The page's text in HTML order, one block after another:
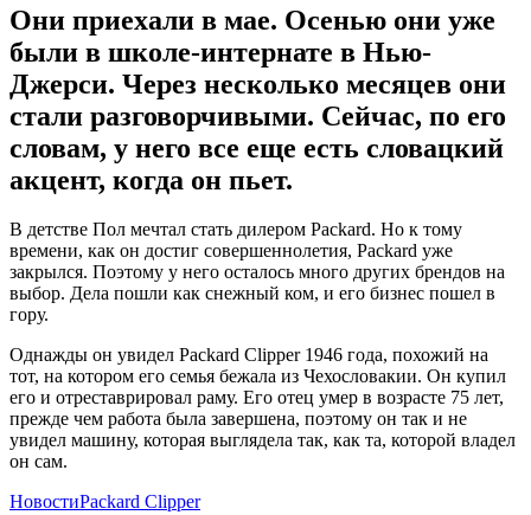
Они приехали в мае. Осенью они уже
были в школе-интернате в Нью-
Джерси. Через несколько месяцев они
стали разговорчивыми. Сейчас, по его
словам, у него все еще есть словацкий
акцент, когда он пьет.
В детстве Пол мечтал стать дилером Packard. Но к тому
времени, как он достиг совершеннолетия, Packard уже
закрылся. Поэтому у него осталось много других брендов на
выбор. Дела пошли как снежный ком, и его бизнес пошел в
гору.
Однажды он увидел Packard Clipper 1946 года, похожий на
тот, на котором его семья бежала из Чехословакии. Он купил
его и отреставрировал раму. Его отец умер в возрасте 75 лет,
прежде чем работа была завершена, поэтому он так и не
увидел машину, которая выглядела так, как та, которой владел
он сам.
Категории
НовостиТеги
Packard Clipper